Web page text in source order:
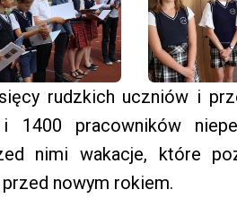
rudzkich uczniów i
1400 pracowników
nimi wakacje, które
nowym rokiem.